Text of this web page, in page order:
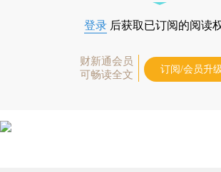
登录 后获取已订阅的阅读
财新通会员
可畅读全文
订阅/会员升